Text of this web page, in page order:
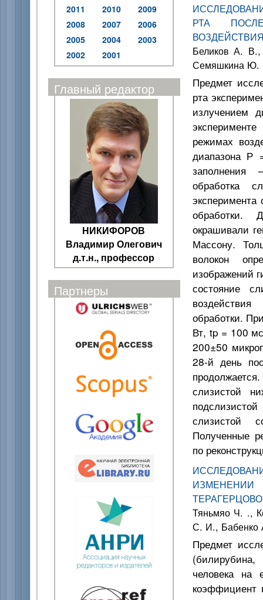
2011
2010
2009
2008
2007
2006
2005
2004
2003
2002
2001
Главный редактор
НИКИФОРОВ
Владимир Олегович
д.т.н., профессор
Партнеры
РТА
Беликов А.
Семяшкина Ю.
Предмет
рта
излучением
режимах
диапазона Р
заполнения
обработка
обработки.
окрашивали
Массону.
волокон
изображений
состояние
обработки.
Вт, tp = 100
200±50
28-й день
слизистой
слизистой
Полученные
по
Тяньмяо Ч. .,
С. И.,
Предмет
человека на
коэффициент